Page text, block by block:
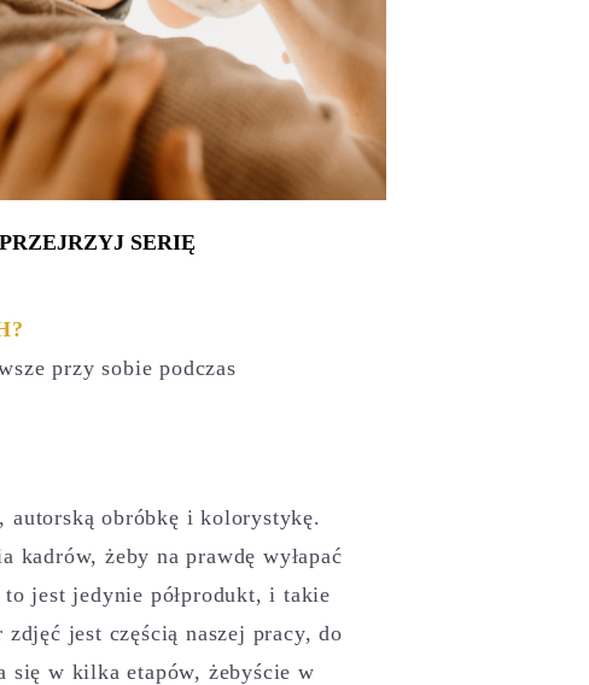
PRZEJRZYJ SERIĘ
przy sobie podczas
obróbkę i kolorystykę.
kadrów, żeby na prawdę wyłapać
jest jedynie półprodukt, i takie
jest częścią naszej pracy, do
się w kilka etapów, żebyście w